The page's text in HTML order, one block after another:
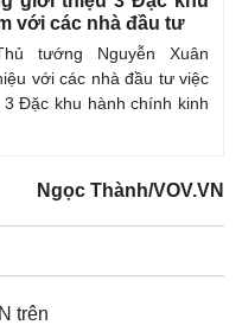
khí
Nam
tích
với các nhà đầu tư
tướng Nguyễn Xuân
với các nhà đầu tư việc
Đặc khu hành chính kinh
Ngọc Thành/VOV.VN
trên